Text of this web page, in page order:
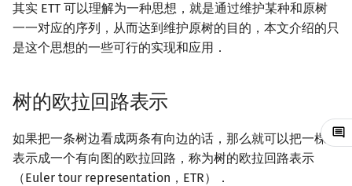
GUIDE
Sublime Text
Code::Blocks
LaTeX 入门
Git
锦标赛排序
Tim 排序
排序应用
优化
动态 DP
概率 DP
DP 套 DP
DP 优化
其它 DP 方法
后缀自动机 (SAM)
后缀平衡树
广义后缀自动机
后缀树
Manacher
中国剩余定理
升幂引理
卢卡斯定理
同余方程
多项式与生成函数 符号化方法
Lagrange 反演
普通生成函数
指数生成函数
组合数学
分拆数
范德蒙德卷积
图论计数
线性代数
Jordan标准型
线性规划
抽象代数
维护连通性
例题 P2147[SDOI2008] 洞穴
维护子树信息
例题 LOJ #2230.
「BJOI2014」大融合
树哈希
树上随机游走
拆点
连通性相关
环计数问题
最小环
2-SAT
随机增量法
反演变换
计算几何杂项
表达式求值
在一台机器上规划任务
主元素问题
Garsia–Wachs 算法
15-puzzle
其实 ETT 可以理解为一种思想，就是通过维护某种和原树
一一对应的序列，从而达到维护原树的目的，本文介绍的只
是这个思想的一些可行的实现和应用．
树的欧拉回路表示
如果把一条树边看成两条有向边的话，那么就可以把一棵树
表示成一个有向图的欧拉回路，称为树的欧拉回路表示
（Euler tour representation，ETR）．